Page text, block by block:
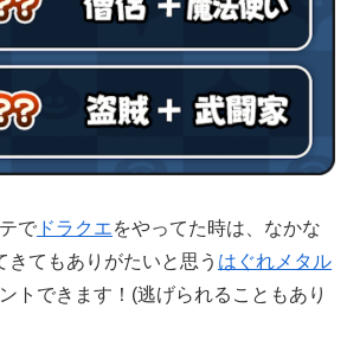
で ドラクエをやってた時は、なかな
てもありがたいと思う はぐれメタル
トできます！(逃げられることもあり